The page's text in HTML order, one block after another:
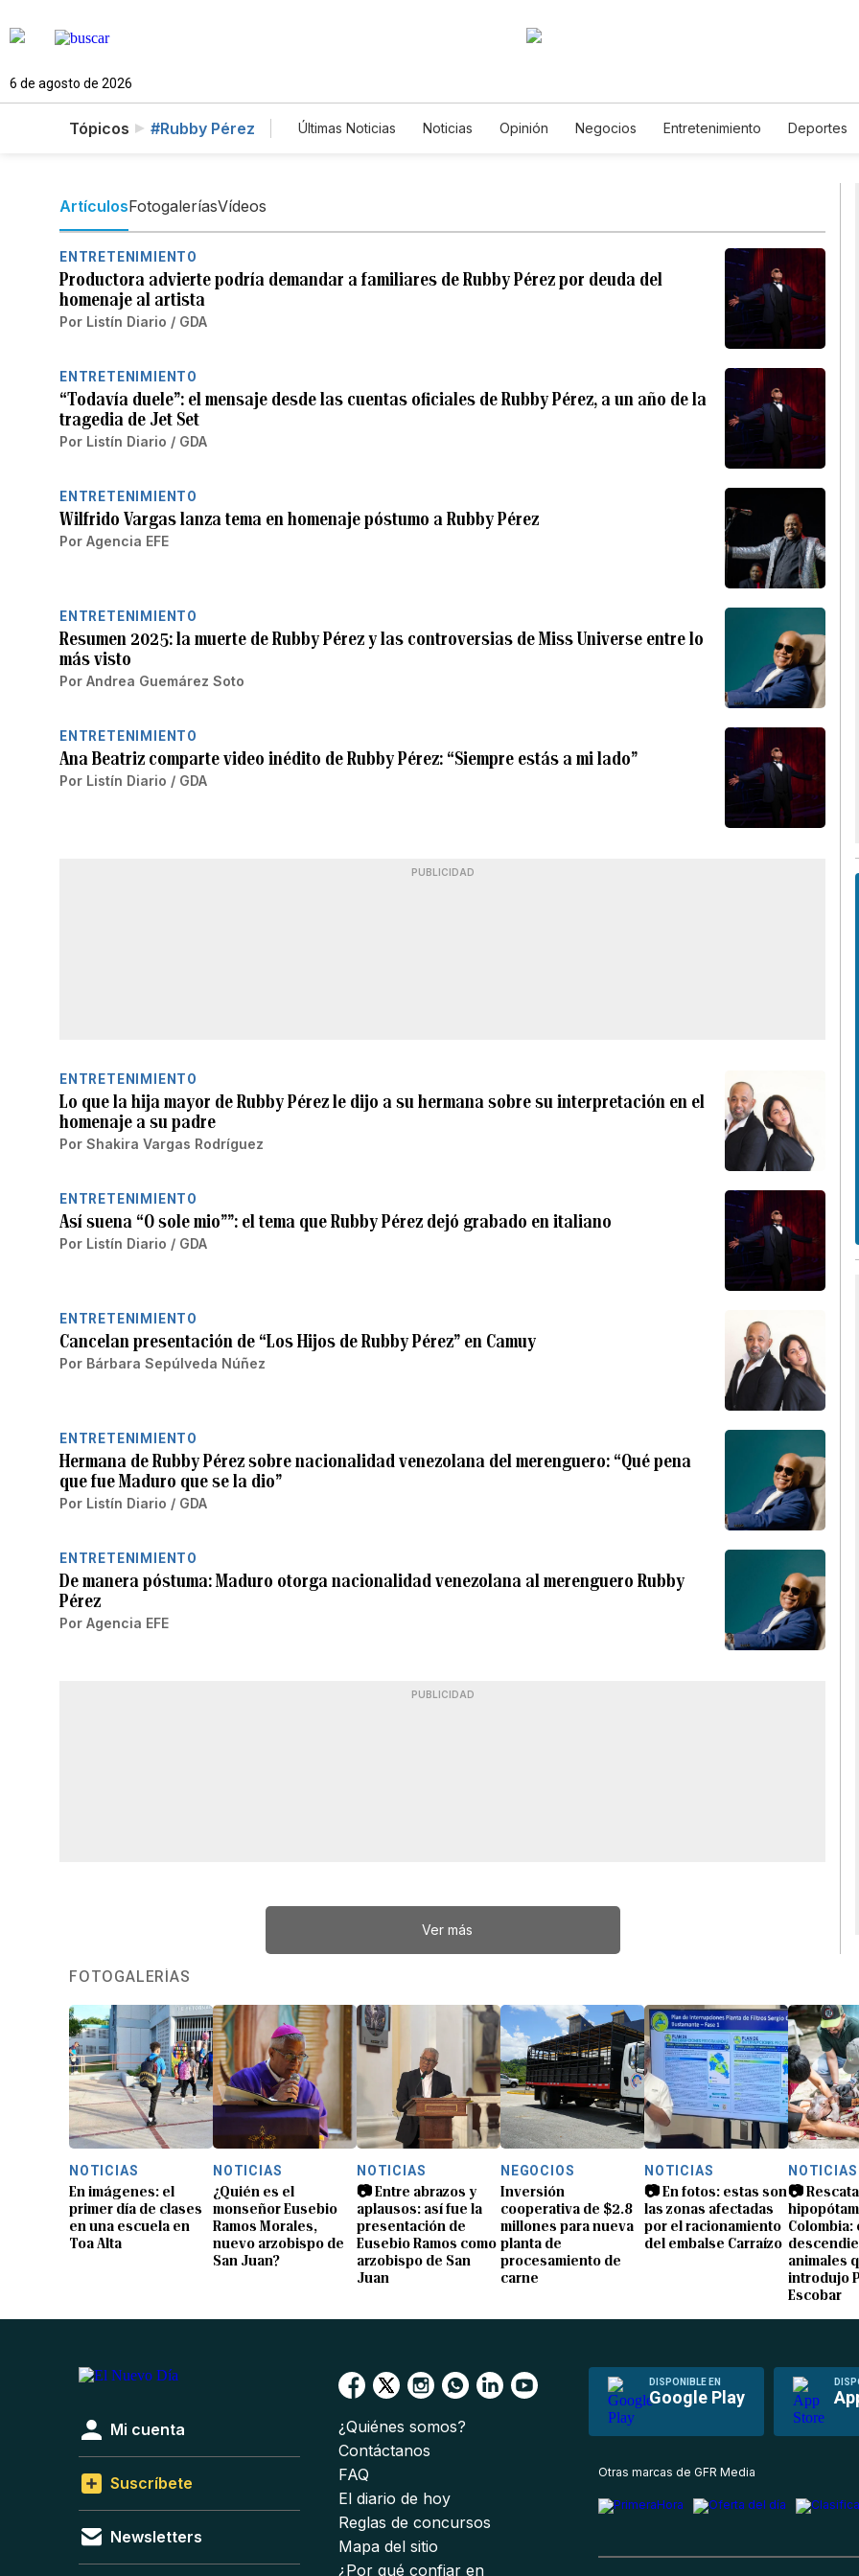
6 de agosto de 2026
Tópicos #Rubby Pérez Últimas Noticias Noticias Opinión Negocios Entretenimiento Deportes
ArtículosFotogaleríasVídeos
ENTRETENIMIENTO
Productora advierte podría demandar a familiares de Rubby Pérez por deuda del
homenaje al artista
Por Listín Diario / GDA
ENTRETENIMIENTO
“Todavía duele”: el mensaje desde las cuentas oficiales de Rubby Pérez, a un año de la
tragedia de Jet Set
Por Listín Diario / GDA
ENTRETENIMIENTO
Wilfrido Vargas lanza tema en homenaje póstumo a Rubby Pérez
Por Agencia EFE
ENTRETENIMIENTO
Resumen 2025: la muerte de Rubby Pérez y las controversias de Miss Universe entre lo
más visto
Por Andrea Guemárez Soto
ENTRETENIMIENTO
Ana Beatriz comparte video inédito de Rubby Pérez: “Siempre estás a mi lado”
Por Listín Diario / GDA
PUBLICIDAD
ENTRETENIMIENTO
Lo que la hija mayor de Rubby Pérez le dijo a su hermana sobre su interpretación en el
homenaje a su padre
Por Shakira Vargas Rodríguez
ENTRETENIMIENTO
Así suena “O sole mio””: el tema que Rubby Pérez dejó grabado en italiano
Por Listín Diario / GDA
ENTRETENIMIENTO
Cancelan presentación de “Los Hijos de Rubby Pérez” en Camuy
Por Bárbara Sepúlveda Núñez
ENTRETENIMIENTO
Hermana de Rubby Pérez sobre nacionalidad venezolana del merenguero: “Qué pena
que fue Maduro que se la dio”
Por Listín Diario / GDA
ENTRETENIMIENTO
De manera póstuma: Maduro otorga nacionalidad venezolana al merenguero Rubby
Pérez
Por Agencia EFE
PUBLICIDAD
Ver más
FOTOGALERÍAS
NOTICIAS
En imágenes: el
primer día de clases
en una escuela en
Toa Alta
NOTICIAS
¿Quién es el
monseñor Eusebio
Ramos Morales,
nuevo arzobispo de
San Juan?
NOTICIAS
📷 Entre abrazos y
aplausos: así fue la
presentación de
Eusebio Ramos como
arzobispo de San
Juan
NEGOCIOS
Inversión
cooperativa de $2.8
millones para nueva
planta de
procesamiento de
carne
NOTICIAS
📷 En fotos: estas son
las zonas afectadas
por el racionamiento
del embalse Carraízo
NOTICIAS
📷
Colombia:
animales
introdujo
Escobar
DISPONIBLE EN
Google Play
Mi cuenta
Suscríbete
Newsletters
¿Quiénes somos?
Contáctanos
FAQ
El diario de hoy
Reglas de concursos
Mapa del sitio
¿Por qué confiar en
Otras marcas de GFR Media